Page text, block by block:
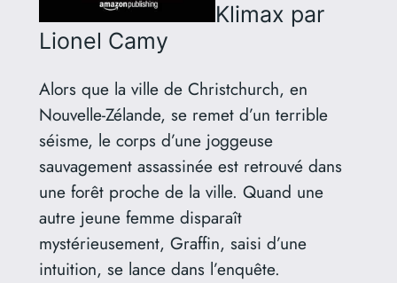
Klimax par
Lionel Camy
Alors que la ville de Christchurch, en
Nouvelle-Zélande, se remet d’un terrible
séisme, le corps d’une joggeuse
sauvagement assassinée est retrouvé dans
une forêt proche de la ville. Quand une
autre jeune femme disparaît
mystérieusement, Graffin, saisi d’une
intuition, se lance dans l’enquête.